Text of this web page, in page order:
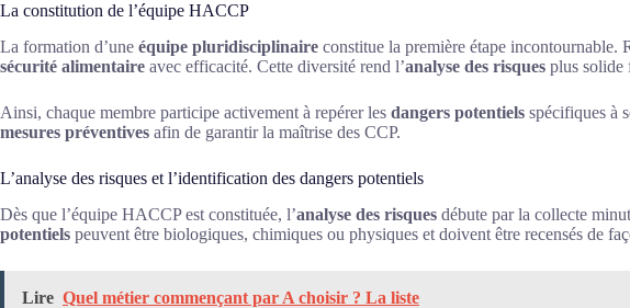
La constitution de l’équipe HACCP
La formation d’une équipe pluridisciplinaire constitue la première étape incontournable.
sécurité alimentaire avec efficacité. Cette diversité rend l’analyse des risques plus solide
Ainsi, chaque membre participe activement à repérer les dangers potentiels spécifiques à
mesures préventives afin de garantir la maîtrise des CCP.
L’analyse des risques et l’identification des dangers potentiels
Dès que l’équipe HACCP est constituée, l’analyse des risques débute par la collecte
potentiels peuvent être biologiques, chimiques ou physiques et doivent être recensés de
Lire Quel métier commençant par A choisir ? La liste